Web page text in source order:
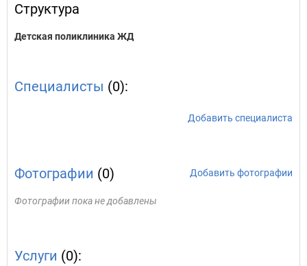
Структура
Детская поликлиника ЖД
Специалисты (0):
Добавить специалиста
Фотографии (0) Добавить фотографии
Фотографии пока не добавлены
Услуги (0):